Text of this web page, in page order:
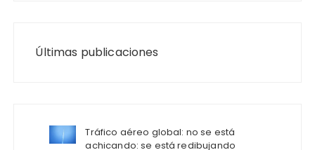
Últimas publicaciones
Tráfico aéreo global: no se está
achicando: se está redibujando